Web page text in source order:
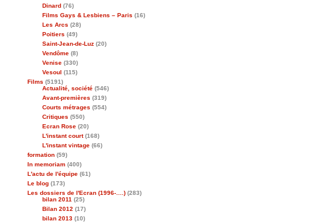
Dinard (76)
Films Gays & Lesbiens – Paris (16)
Les Arcs (28)
Poitiers (49)
Saint-Jean-de-Luz (20)
Vendôme (8)
Venise (330)
Vesoul (115)
Films (5191)
Actualité, société (546)
Avant-premières (319)
Courts métrages (554)
Critiques (550)
Ecran Rose (20)
L'instant court(168)
L'instant vintage (66)
formation (59)
In memoriam (400)
L'actu de l'équipe (61)
Le blog (173)
Les dossiers de l'Ecran (1996-….) (283)
bilan 2011 (25)
Bilan 2012 (17)
bilan 2013 (10)